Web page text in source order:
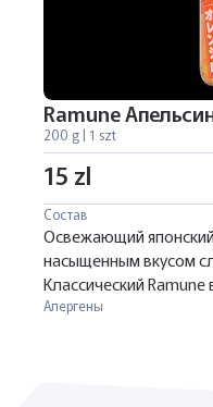
Ramune
200 g | 1 szt
15 zl
Состав
Освежающий
насыщенным вкусом
Классический
Алергены